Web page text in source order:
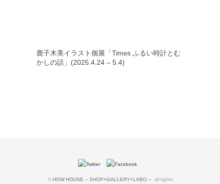
鹿子木美イラスト個展「Times ふるい時計とむ
かしの話」(2025.4.24 – 5.4)
© HOW HOUSE – SHOP×GALLERY×LABO –. all rights